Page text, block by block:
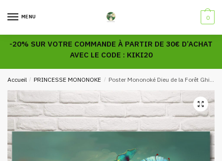
MENU 0
-20% SUR VOTRE COMMANDE À PARTIR DE 30€ D’ACHAT
AVEC LE CODE : KIKI20
Accueil / PRINCESSE MONONOKE / Poster Mononoké Dieu de la Forêt Ghibli Art
🔍